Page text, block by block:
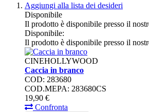
Aggiungi alla lista dei desideri
Disponibile
Il prodotto è disponibile presso il
Disponibile:
Il prodotto è disponibile presso il
CINEHOLLYWOOD
Caccia in branco
COD: 283680
COD.MEPA: 283680CS
19,90 €
Confronta